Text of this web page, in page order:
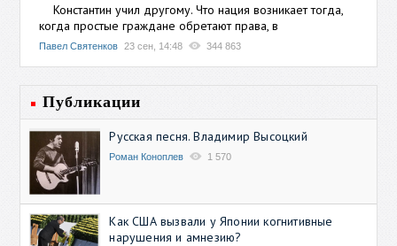
Константин учил другому. Что нация возникает тогда,
когда простые граждане обретают права, в
Павел Святенков 23 сен, 14:48 344 863
Публикации
Русская песня. Владимир Высоцкий
Роман Коноплев 1 570
Как США вызвали у Японии когнитивные
нарушения и амнезию?